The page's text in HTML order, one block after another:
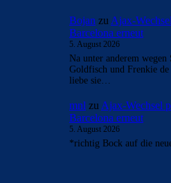
AKTUELLE USER-
Alma-03zu
6. August 2026
@dinho84culer Schaun
wenn wir uns hier rein
dafür…